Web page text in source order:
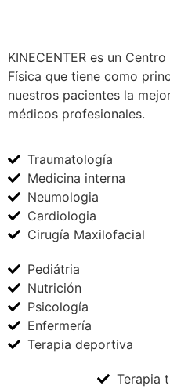
KINECENTER es un
Física que tiene como
nuestros pacientes la
médicos profesionales.
Traumatología
Medicina interna
Neumologia
Cardiologia
Cirugía Maxilofacial
Pediátria
Nutrición
Psicología
Enfermería
Terapia deportiva
Terapia